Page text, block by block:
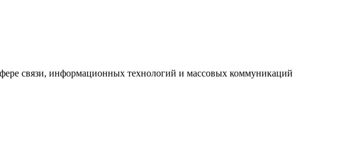
связи, информационных технологий и массовых коммуникаций